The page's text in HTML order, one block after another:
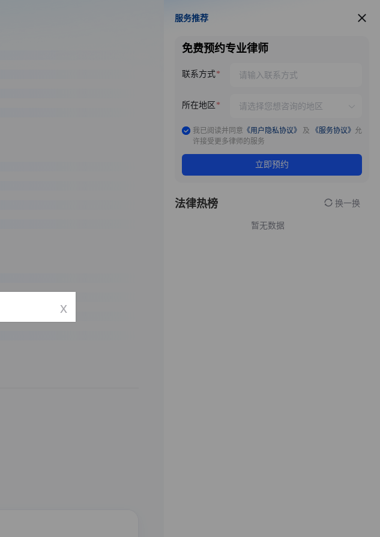
服务推荐
服务推荐
免费预约专业律师
联系方式
所在地区
我已阅读并同意 《用户隐私协议》 及 《服务协议》 允
许接受更多律师的服务
立即预约
法律热榜 换一换
暂无数据
x